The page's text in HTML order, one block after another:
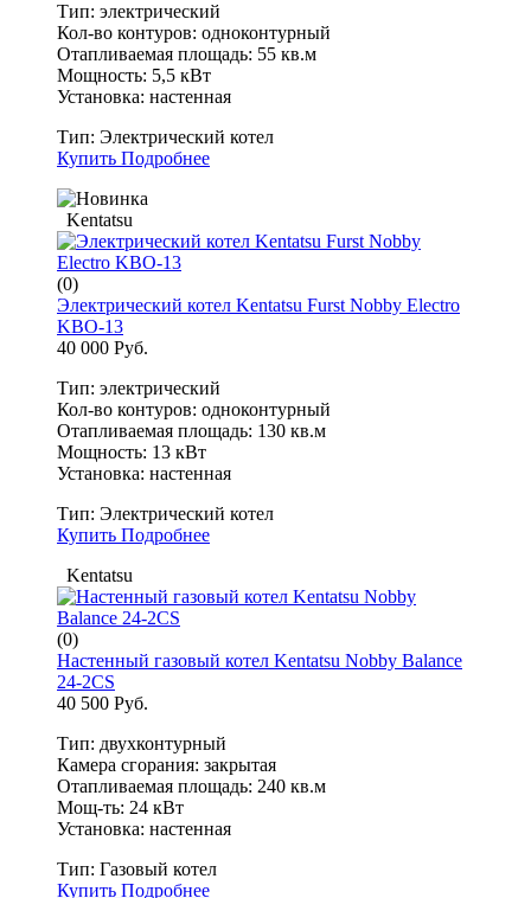
Тип: электрический
Кол-во контуров: одноконтурный
Отапливаемая площадь: 55 кв.м
Мощность: 5,5 кВт
Установка: настенная
Тип: Электрический котел
Купить Подробнее
Kentatsu
(0)
Электрический котел Kentatsu Furst Nobby Electro
KBO-13
40 000 Руб.
Тип: электрический
Кол-во контуров: одноконтурный
Отапливаемая площадь: 130 кв.м
Мощность: 13 кВт
Установка: настенная
Тип: Электрический котел
Купить Подробнее
Kentatsu
(0)
Настенный газовый котел Kentatsu Nobby Balance
24-2CS
40 500 Руб.
Тип: двухконтурный
Камера сгорания: закрытая
Отапливаемая площадь: 240 кв.м
Мощ-ть: 24 кВт
Установка: настенная
Тип: Газовый котел
Купить Подробнее